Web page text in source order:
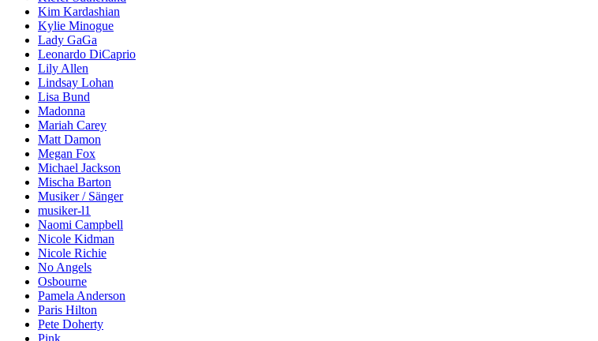
Kim Kardashian
Kylie Minogue
Lady GaGa
Leonardo DiCaprio
Lily Allen
Lindsay Lohan
Lisa Bund
Madonna
Mariah Carey
Matt Damon
Megan Fox
Michael Jackson
Mischa Barton
Musiker / Sänger
musiker-l1
Naomi Campbell
Nicole Kidman
Nicole Richie
No Angels
Osbourne
Pamela Anderson
Paris Hilton
Pete Doherty